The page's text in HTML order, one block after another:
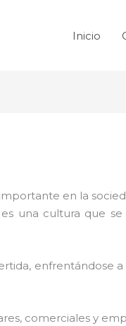
Inicio
en la
una cultura que
enfrentándose
comerciales y